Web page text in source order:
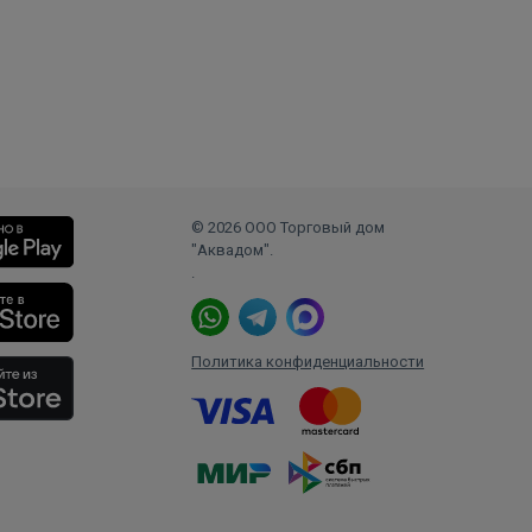
© 2026 ООО Торговый дом
"Аквадом".
.
Политика конфиденциальности